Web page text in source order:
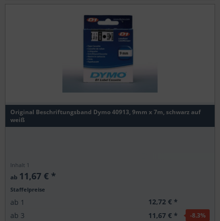
Original Beschriftungsband Dymo 40913, 9mm x 7m, schwarz auf
weiß
Inhalt 1
ab 11,67 € *
Staffelpreise
ab 1
12,72 € *
ab 3 11,67 € * -8.3%